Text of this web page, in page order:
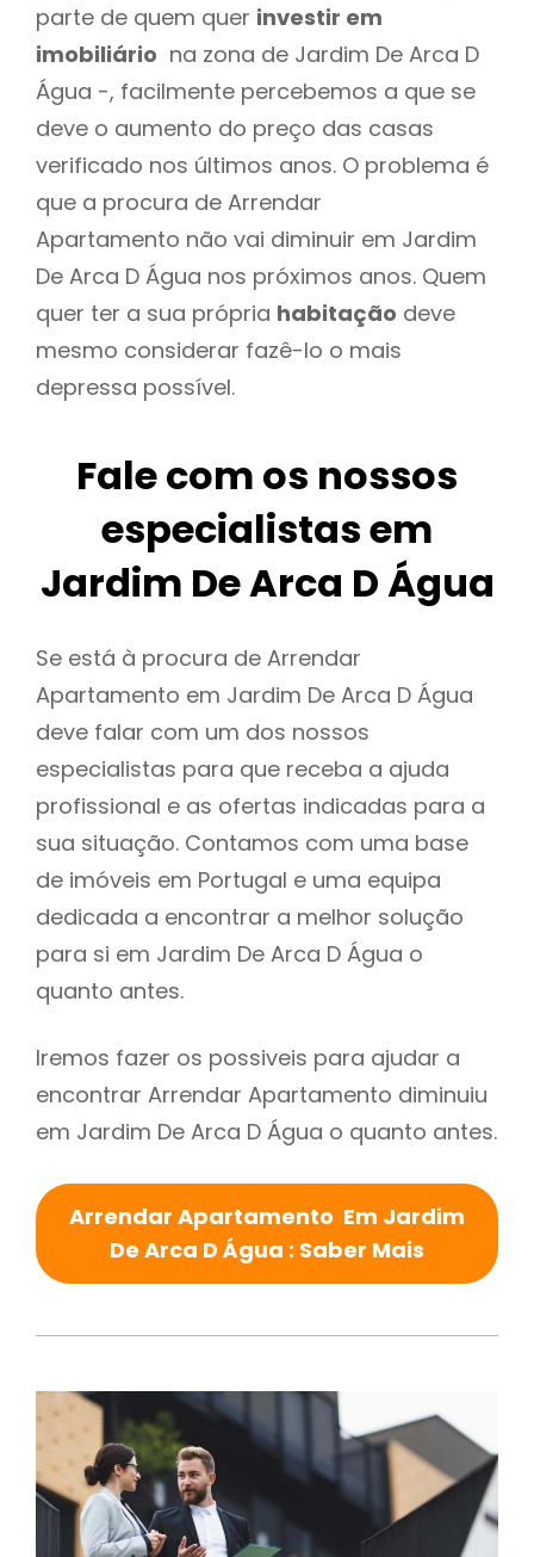
parte de quem quer investir em
imobiliário na zona de Jardim De Arca D
Água -, facilmente percebemos a que se
deve o aumento do preço das casas
verificado nos últimos anos. O problema é
que a procura de Arrendar
Apartamento não vai diminuir em Jardim
De Arca D Água nos próximos anos. Quem
quer ter a sua própria habitação deve
mesmo considerar fazê-lo o mais
depressa possível.
Fale com os nossos
especialistas em
Jardim De Arca D Água
Se está à procura de Arrendar
Apartamento em Jardim De Arca D Água
deve falar com um dos nossos
especialistas para que receba a ajuda
profissional e as ofertas indicadas para a
sua situação. Contamos com uma base
de imóveis em Portugal e uma equipa
dedicada a encontrar a melhor solução
para si em Jardim De Arca D Água o
quanto antes.
Iremos fazer os possiveis para ajudar a
encontrar Arrendar Apartamento diminuiu
em Jardim De Arca D Água o quanto antes.
Arrendar Apartamento Em Jardim
De Arca D Água : Saber Mais